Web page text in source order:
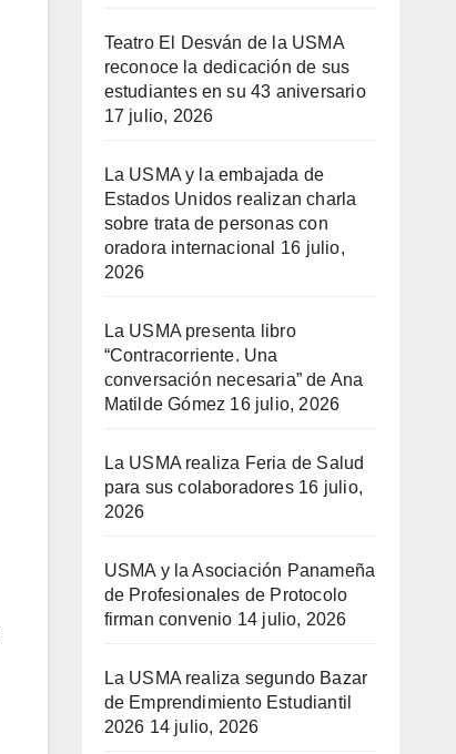
Teatro El Desván de la USMA
reconoce la dedicación de sus
estudiantes en su 43 aniversario
17 julio, 2026
La USMA y la embajada de
Estados Unidos realizan charla
sobre trata de personas con
oradora internacional
16 julio,
2026
La USMA presenta libro
“Contracorriente. Una
conversación necesaria” de Ana
Matilde Gómez 16 julio, 2026
La USMA realiza Feria de Salud
para sus colaboradores 16 julio,
2026
USMA y la Asociación Panameña
de Profesionales de Protocolo
firman convenio 14 julio, 2026
La USMA realiza segundo Bazar
de Emprendimiento Estudiantil
2026 14 julio, 2026